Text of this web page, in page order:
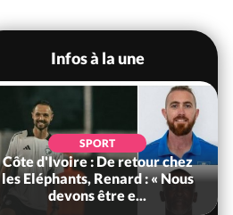
Infos à la une
SPORT
Côte d'Ivoire : De retour chez
les Eléphants, Renard : « Nous
devons être e...